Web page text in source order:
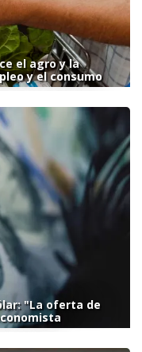
el agro y la
y el consumo
"La oferta de